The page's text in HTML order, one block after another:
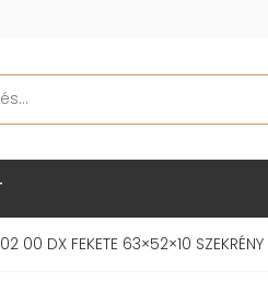
00 DX FEKETE 63×52×10